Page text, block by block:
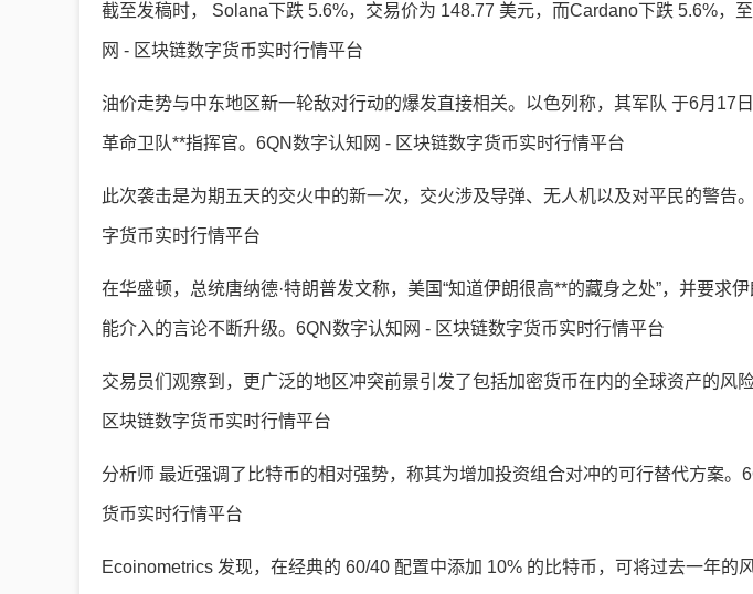
截至发稿时， Solana下跌 5.6%，交易价为 148.77 美元，而Cardano下跌 5.6%，
网 - 区块链数字货币实时行情平台
油价走势与中东地区新一轮敌对行动的爆发直接相关。以色列称，其军队 于6月17
革命卫队**指挥官。6QN数字认知网 - 区块链数字货币实时行情平台
此次袭击是为期五天的交火中的新一次，交火涉及导弹、无人机以及对平民的警告
字货币实时行情平台
在华盛顿，总统唐纳德·特朗普发文称，美国“知道伊朗很高**的藏身之处”，并要求
能介入的言论不断升级。6QN数字认知网 - 区块链数字货币实时行情平台
交易员们观察到，更广泛的地区冲突前景引发了包括加密货币在内的全球资产的风
区块链数字货币实时行情平台
分析师 最近强调了比特币的相对强势，称其为增加投资组合对冲的可行替代方案。
货币实时行情平台
Ecoinometrics 发现，在经典的 60/40 配置中添加 10% 的比特币，可将过去一年的